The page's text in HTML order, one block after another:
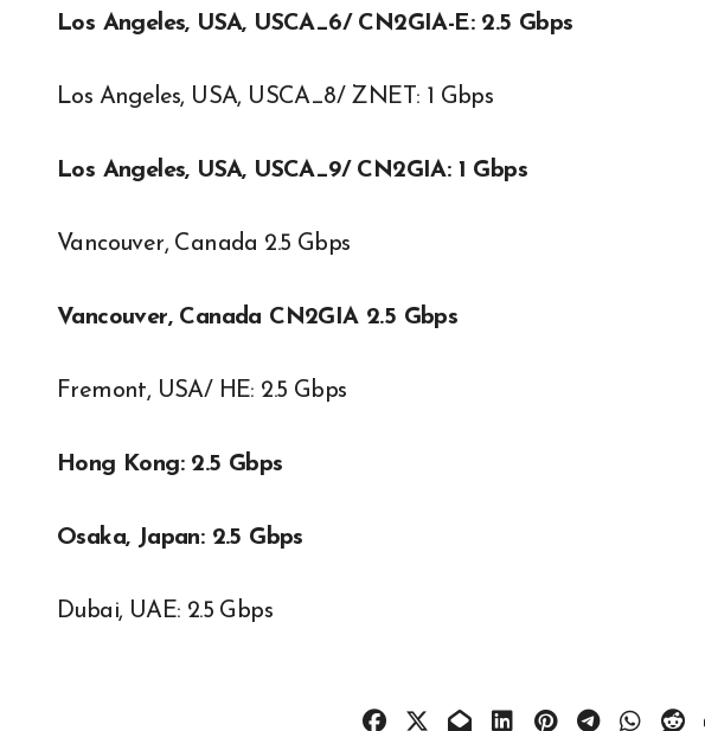
Los Angeles, USA, USCA_6/ CN2GIA-E: 2.5 Gbps
Los Angeles, USA, USCA_8/ ZNET: 1 Gbps
Los Angeles, USA, USCA_9/ CN2GIA: 1 Gbps
Vancouver, Canada 2.5 Gbps
Vancouver, Canada CN2GIA 2.5 Gbps
Fremont, USA/ HE: 2.5 Gbps
Hong Kong: 2.5 Gbps
Osaka, Japan: 2.5 Gbps
Dubai, UAE: 2.5 Gbps